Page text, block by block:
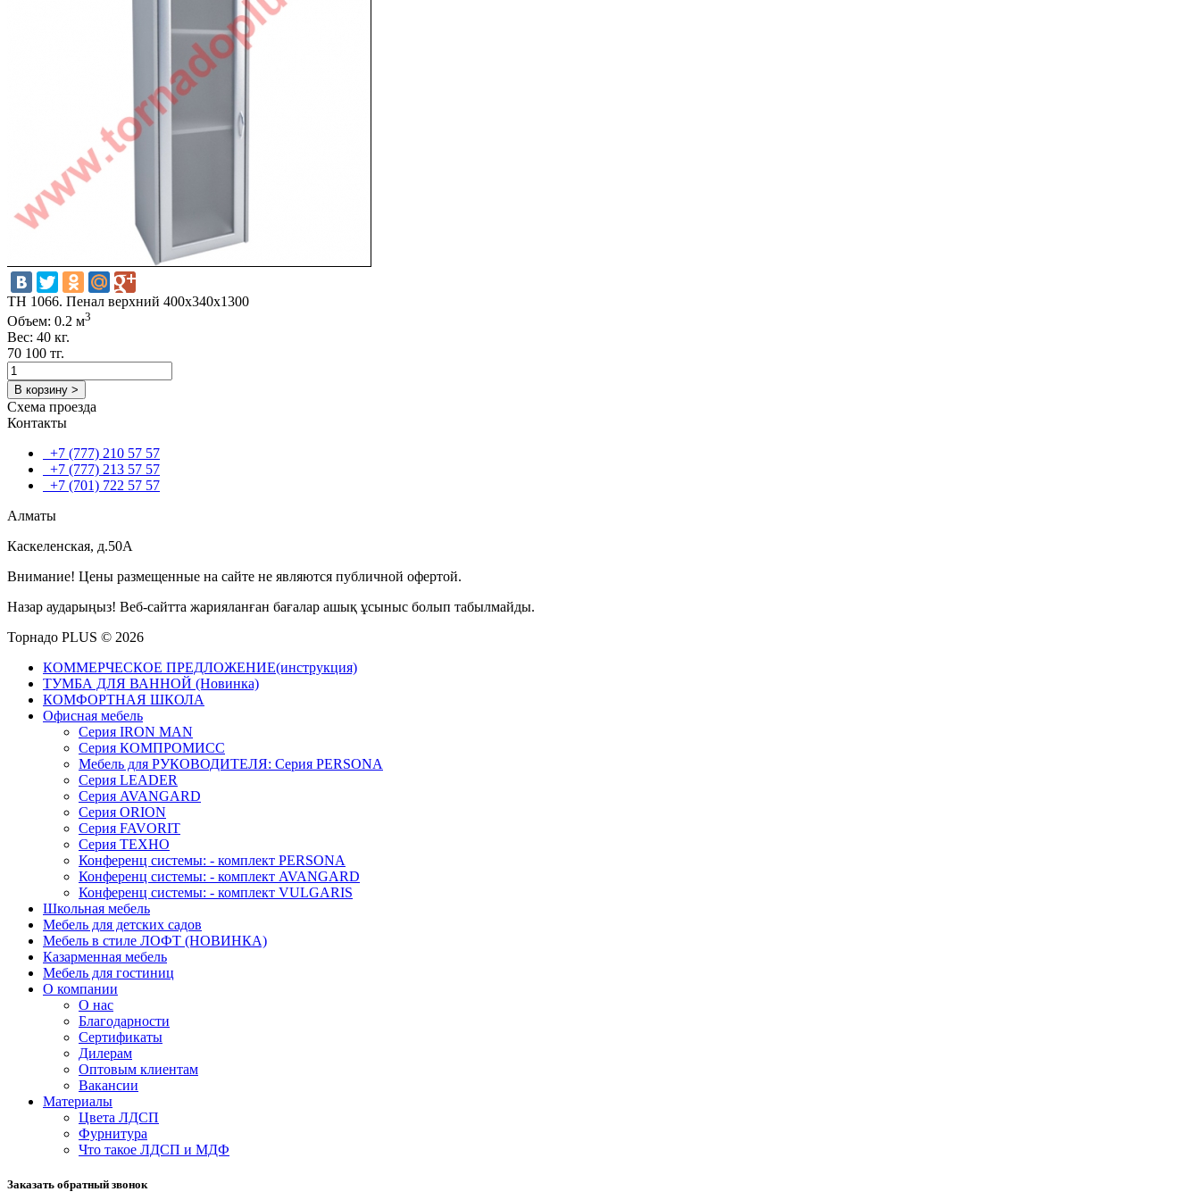
TH 1066. Пенал верхний 400х340х1300
Объем: 0.2 м3
Вес: 40 кг.
70 100 тг.
В корзину >
Схема проезда
Контакты
+7 (777) 210 57 57
+7 (777) 213 57 57
+7 (701) 722 57 57
Алматы
Каскеленская, д.50А
Внимание! Цены размещенные на сайте не являются публичной офертой.
Назар аударыңыз! Веб-сайтта жарияланған бағалар ашық ұсыныс болып табылмайды.
Торнадо PLUS © 2026
КОММЕРЧЕСКОЕ ПРЕДЛОЖЕНИЕ(инструкция)
ТУМБА ДЛЯ ВАННОЙ (Новинка)
КОМФОРТНАЯ ШКОЛА
Офисная мебель
Серия IRON MAN
Серия КОМПРОМИСС
Мебель для РУКОВОДИТЕЛЯ: Серия PERSONA
Серия LEADER
Серия AVANGARD
Серия ORION
Серия FAVORIT
Серия ТЕХНО
Конференц системы: - комплект PERSONA
Конференц системы: - комплект AVANGARD
Конференц системы: - комплект VULGARIS
Школьная мебель
Мебель для детских садов
Мебель в стиле ЛОФТ (НОВИНКА)
Казарменная мебель
Мебель для гостиниц
О компании
О нас
Благодарности
Сертификаты
Дилерам
Оптовым клиентам
Вакансии
Материалы
Цвета ЛДСП
Фурнитура
Что такое ЛДСП и МДФ
Заказать обратный звонок